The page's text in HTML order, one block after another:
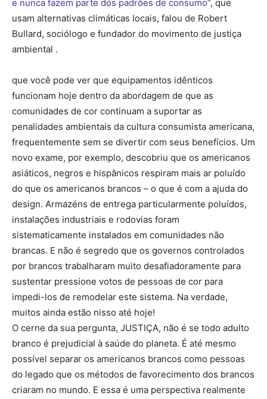
e nunca fazem parte dos padrões de consumo”, que
usam alternativas climáticas locais, falou de Robert
Bullard, sociólogo e fundador do movimento de justiça
ambiental .
que você pode ver que equipamentos idênticos
funcionam hoje dentro da abordagem de que as
comunidades de cor continuam a suportar as
penalidades ambientais da cultura consumista americana,
frequentemente sem se divertir com seus benefícios. Um
novo exame, por exemplo, descobriu que os americanos
asiáticos, negros e hispânicos respiram mais ar poluído
do que os americanos brancos – o que é com a ajuda do
design. Armazéns de entrega particularmente poluídos,
instalações industriais e rodovias foram
sistematicamente instalados em comunidades não
brancas. E não é segredo que os governos controlados
por brancos trabalharam muito desafiadoramente para
sustentar pressione votos de pessoas de cor para
impedi-los de remodelar este sistema. Na verdade,
muitos ainda estão nisso até hoje!
O cerne da sua pergunta, JUSTIÇA, não é se todo adulto
branco é prejudicial à saúde do planeta. É até mesmo
possível separar os americanos brancos como pessoas
do legado que os métodos de favorecimento dos brancos
criaram no mundo. E essa é uma perspectiva realmente